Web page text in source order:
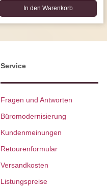
In den Warenkorb
Service
Fragen und Antworten
Büromodernisierung
Kundenmeinungen
Retourenformular
Versandkosten
Listungspreise